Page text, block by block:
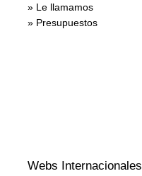
» Le llamamos
» Presupuestos
Webs Internacionales